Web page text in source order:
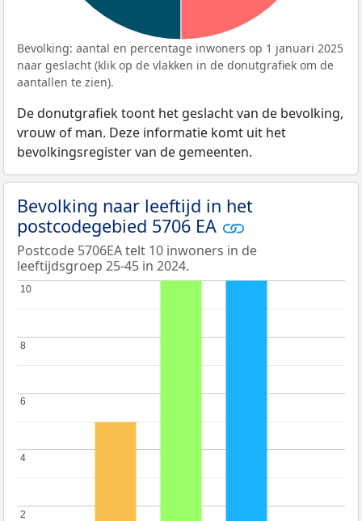
Bevolking: aantal en percentage inwoners op 1 januari 2025
naar geslacht (klik op de vlakken in de donutgrafiek om de
aantallen te zien).
De donutgrafiek toont het geslacht van de bevolking,
vrouw of man. Deze informatie komt uit het
bevolkingsregister van de gemeenten.
Bevolking naar leeftijd in het
postcodegebied 5706 EA
Postcode 5706EA telt 10 inwoners in de
leeftijdsgroep 25-45 in 2024.
2
2
4
4
6
6
8
8
10
10